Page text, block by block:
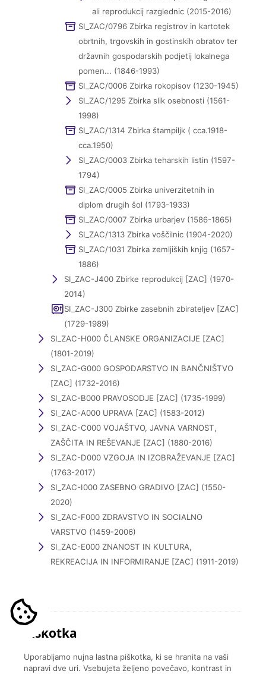
ali reprodukcij razglednic (2015-2016)
SI_ZAC/0796 Zbirka registrov in kartotek
obrtnih, trgovskih in gostinskih obratov ter
državnih gospodarskih podjetij lokalnega
pomen... (1846-1993)
SI_ZAC/0006 Zbirka rokopisov (1230-1945)
SI_ZAC/1295 Zbirka slik osebnosti (1561-
1998)
SI_ZAC/1314 Zbirka štampiljk ( cca.1918-
cca.1950)
SI_ZAC/0003 Zbirka teharskih listin (1597-
1794)
SI_ZAC/0005 Zbirka univerzitetnih in
diplom drugih šol (1793-1933)
SI_ZAC/0007 Zbirka urbarjev (1586-1865)
SI_ZAC/1313 Zbirka voščilnic (1904-2020)
SI_ZAC/1031 Zbirka zemljiških knjig (1657-
1886)
SI_ZAC-J400 Zbirke reprodukcij [ZAC] (1970-
2014)
SI_ZAC-J300 Zbirke zasebnih zbirateljev [ZAC]
(1729-1989)
SI_ZAC-H000 ČLANSKE ORGANIZACIJE [ZAC]
(1801-2019)
SI_ZAC-G000 GOSPODARSTVO IN BANČNIŠTVO
[ZAC] (1732-2016)
SI_ZAC-B000 PRAVOSODJE [ZAC] (1735-1999)
SI_ZAC-A000 UPRAVA [ZAC] (1583-2012)
SI_ZAC-C000 VOJAŠTVO, JAVNA VARNOST,
ZAŠČITA IN REŠEVANJE [ZAC] (1880-2016)
SI_ZAC-D000 VZGOJA IN IZOBRAŽEVANJE [ZAC]
(1763-2017)
SI_ZAC-I000 ZASEBNO GRADIVO [ZAC] (1550-
2020)
SI_ZAC-F000 ZDRAVSTVO IN SOCIALNO
VARSTVO (1459-2006)
SI_ZAC-E000 ZNANOST IN KULTURA,
REKREACIJA IN INFORMIRANJE [ZAC] (1911-2019)
Piškotka
Uporabljamo nujna lastna piškotka, ki se hranita na vaši
napravi dve uri. Vsebujeta željeno povečavo, kontrast in